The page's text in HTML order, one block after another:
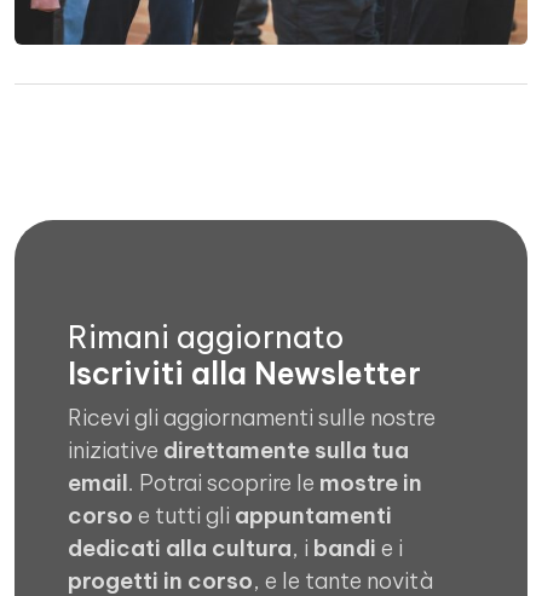
Rimani aggiornato
Iscriviti alla Newsletter
Ricevi gli aggiornamenti sulle nostre
iniziative direttamente sulla tua
email. Potrai scoprire le mostre in
corso e tutti gli appuntamenti
dedicati alla cultura, i bandi e i
progetti in corso, e le tante novità